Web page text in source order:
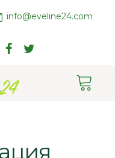
info@eveline24.com